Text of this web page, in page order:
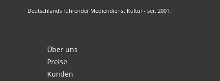
Deutschlands führender Mediendienst Kultur - seit 2001.
Über uns
Preise
Kunden